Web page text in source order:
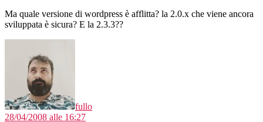
Ma quale versione di wordpress è afflitta? la 2.0.x che viene ancora
sviluppata è sicura? E la 2.3.3??
fullo
28/04/2008 alle 16:27